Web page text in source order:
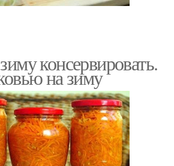
консервировать.
на зиму